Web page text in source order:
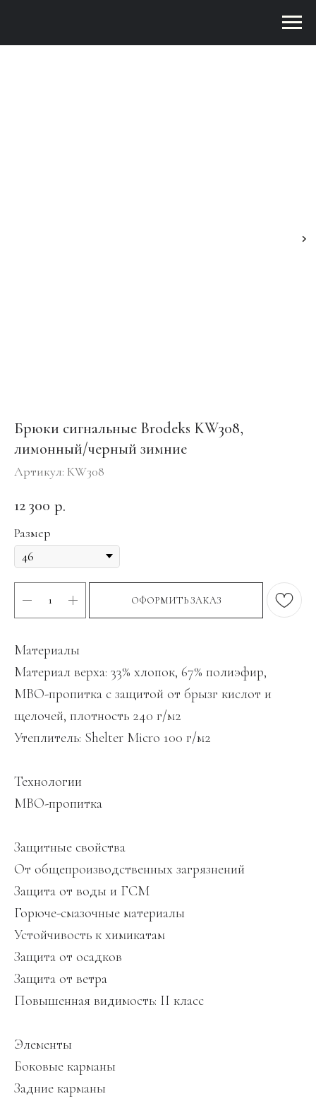
Брюки сигнальные Brodeks KW308,
лимонный/черный зимние
Артикул: KW308
12 300 р.
Размер
ОФОРМИТЬ ЗАКАЗ
Материалы
Материал верха: 33% хлопок, 67% полиэфир,
МВО-пропитка с защитой от брызг кислот и
щелочей, плотность 240 г/м2
Утеплитель: Shelter Micro 100 г/м2
Технологии
МВО-пропитка
Защитные свойства
От общепроизводственных загрязнений
Защита от воды и ГСМ
Горюче-смазочные материалы
Устойчивость к химикатам
Защита от осадков
Защита от ветра
Повышенная видимость: II класс
Элементы
Боковые карманы
Задние карманы